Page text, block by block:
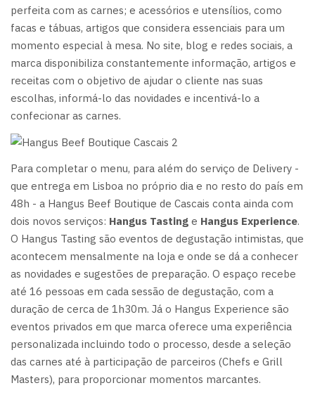
perfeita com as carnes; e acessórios e utensílios, como
facas e tábuas, artigos que considera essenciais para um
momento especial à mesa. No site, blog e redes sociais, a
marca disponibiliza constantemente informação, artigos e
receitas com o objetivo de ajudar o cliente nas suas
escolhas, informá-lo das novidades e incentivá-lo a
confecionar as carnes.
Para completar o menu, para além do serviço de Delivery -
que entrega em Lisboa no próprio dia e no resto do país em
48h - a Hangus Beef Boutique de Cascais conta ainda com
dois novos serviços: Hangus Tasting e Hangus Experience.
O Hangus Tasting são eventos de degustação intimistas, que
acontecem mensalmente na loja e onde se dá a conhecer
as novidades e sugestões de preparação. O espaço recebe
até 16 pessoas em cada sessão de degustação, com a
duração de cerca de 1h30m. Já o Hangus Experience são
eventos privados em que marca oferece uma experiência
personalizada incluindo todo o processo, desde a seleção
das carnes até à participação de parceiros (Chefs e Grill
Masters), para proporcionar momentos marcantes.